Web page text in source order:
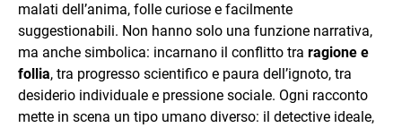
malati dell’anima, folle curiose e facilmente
suggestionabili. Non hanno solo una funzione narrativa,
ma anche simbolica: incarnano il conflitto tra ragione e
follia, tra progresso scientifico e paura dell’ignoto, tra
desiderio individuale e pressione sociale. Ogni racconto
mette in scena un tipo umano diverso: il detective ideale,